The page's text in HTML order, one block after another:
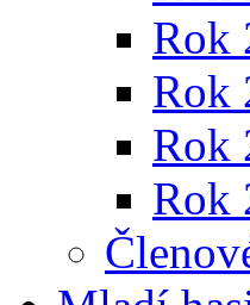
Rok
Rok
Rok
Rok